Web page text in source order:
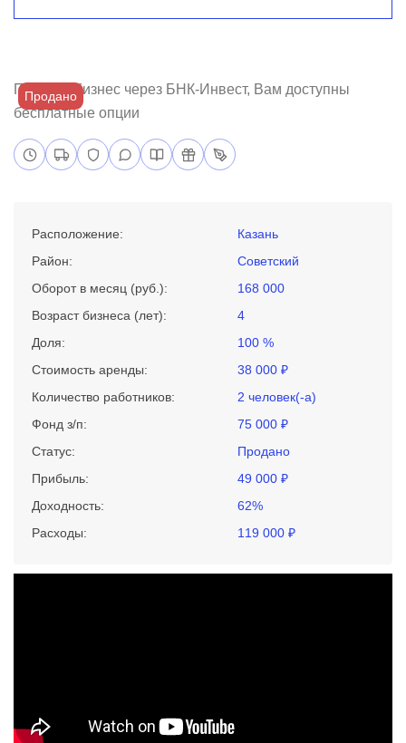
Продано
Покупая бизнес через БНК-Инвест, Вам доступны
бесплатные опции
Расположение:
Казань
Район:
Советский
Оборот в месяц (руб.):
168 000
Возраст бизнеса (лет):
4
Доля:
100 %
Стоимость аренды:
38 000 ₽
Количество работников:
2 человек(-а)
Фонд з/п:
75 000 ₽
Статус:
Продано
Прибыль:
49 000 ₽
Доходность:
62%
Расходы:
119 000 ₽